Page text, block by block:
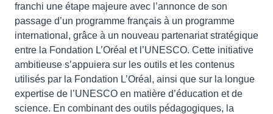
franchi une étape majeure avec l’annonce de son
passage d’un programme français à un programme
international, grâce à un nouveau partenariat stratégique
entre la Fondation L’Oréal et l’UNESCO. Cette initiative
ambitieuse s’appuiera sur les outils et les contenus
utilisés par la Fondation L’Oréal, ainsi que sur la longue
expertise de l’UNESCO en matière d’éducation et de
science. En combinant des outils pédagogiques, la